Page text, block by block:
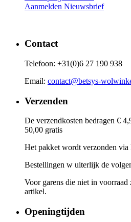
Aanmelden Nieuwsbrief
Contact
Telefoon: +31(0)6 27 190 938
Email: contact@betsys-
Verzenden
De verzendkosten bedragen €
50,00 gratis
Het pakket wordt verzonden via
Bestellingen w uiterlijk de
Voor garens die niet in
artikel.
Openingtijden